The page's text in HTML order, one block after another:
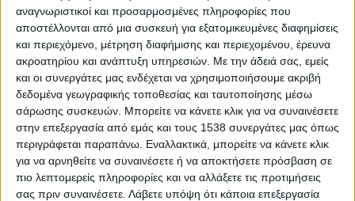
αναγνωριστικοί και προσαρμοσμένες πληροφορίες που
αποστέλλονται από μια συσκευή για εξατομικευμένες διαφημίσεις
και περιεχόμενο, μέτρηση διαφήμισης και περιεχομένου, έρευνα
ακροατηρίου και ανάπτυξη υπηρεσιών. Με την άδειά σας, εμείς
και οι συνεργάτες μας ενδέχεται να χρησιμοποιήσουμε ακριβή
δεδομένα γεωγραφικής τοποθεσίας και ταυτοποίησης μέσω
σάρωσης συσκευών. Μπορείτε να κάνετε κλικ για να συναινέσετε
στην επεξεργασία από εμάς και τους 1538 συνεργάτες μας όπως
περιγράφεται παραπάνω. Εναλλακτικά, μπορείτε να κάνετε κλικ
για να αρνηθείτε να συναινέσετε ή να αποκτήσετε πρόσβαση σε
πιο λεπτομερείς πληροφορίες και να αλλάξετε τις προτιμήσεις
σας πριν συναινέσετε. Λάβετε υπόψη ότι κάποια επεξεργασία
Pint of Science Greece 9-11 Μαΐου 2022 Αθήνα –
Θεσσαλονίκη – Βόλος
Το Pint of Science επιστρέφει!